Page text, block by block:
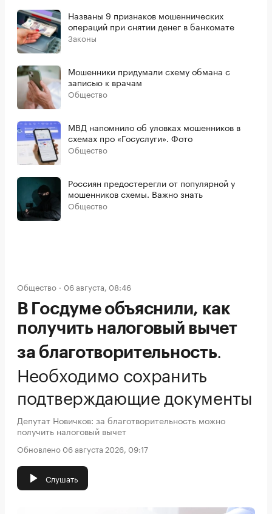
Названы 9 признаков мошеннических
операций при снятии денег в банкомате
Законы
Мошенники придумали схему обмана с
записью к врачам
Общество
МВД напомнило об уловках мошенников в
схемах про «Госуслуги». Фото
Общество
Россиян предостерегли от популярной у
мошенников схемы. Важно знать
Общество
Общество 06 августа, 08:46
В Госдуме объяснили, как
получить налоговый вычет
за благотворительность.
Необходимо сохранить
подтверждающие документы
Депутат Новичков: за благотворительность можно
получить налоговый вычет
Обновлено 06 августа 2026, 09:17
Слушать